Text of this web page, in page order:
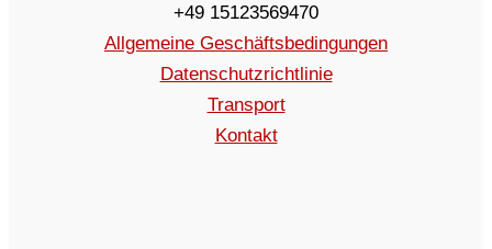
+49 15123569470
Allgemeine Geschäftsbedingungen
Datenschutzrichtlinie
Transport
Kontakt